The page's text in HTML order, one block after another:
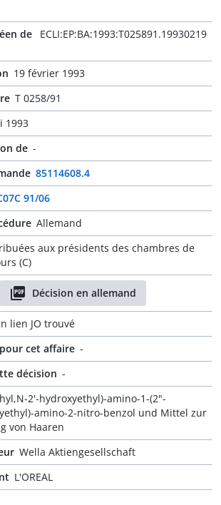
de
ECLI:EP:BA:1993:T025891.19930219
19 février 1993
T 0258/91
1993
de -
85114608.4
91/06
Allemand
aux présidents des chambres de
(C)
Décision en allemand
lien JO trouvé
cet affaire -
décision -
2'-hydroxyethyl)-amino-1-(2"-
amino-2-nitro-benzol und Mittel zur
von Haaren
Wella Aktiengesellschaft
L'OREAL